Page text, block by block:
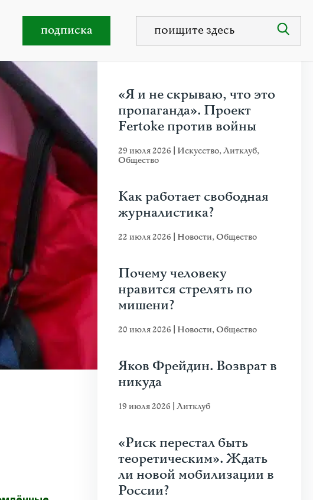
подписка
годы в России, Франции, Швейцарии.
«Я и не скрываю, что это
пропаганда». Проект
Fertoke против войны
29 июля 2026 Искусство,Литклуб,
Общество
Как работает свободная
журналистика?
22 июля 2026 Новости,Общество
Почему человеку
нравится стрелять по
мишени?
20 июля 2026 Новости,Общество
Яков Фрейдин. Возврат в
никуда
19 июля 2026 Литклуб
«Риск перестал быть
теоретическим». Ждать
ли новой мобилизации в
России?